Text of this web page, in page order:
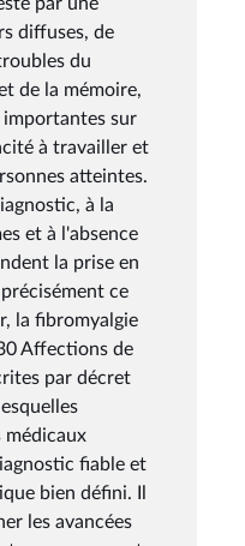
diffuses, de
du
de la mémoire,
importantes sur
à travailler et
atteintes.
à la
et à l'absence
la prise en
ce
la fibromyalgie
Affections de
par décret
médicaux
fiable et
bien défini. Il
les avancées